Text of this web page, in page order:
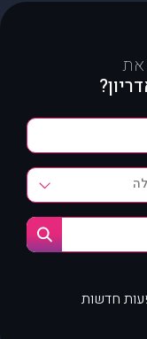
את
חדשות